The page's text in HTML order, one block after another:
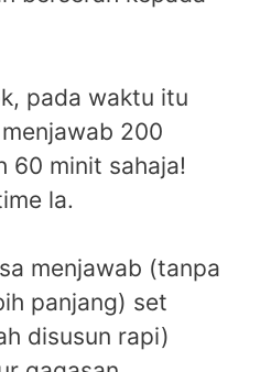
pada waktu itu
200
60 minit sahaja!
la.
menjawab (tanpa
panjang) set
disusun rapi)